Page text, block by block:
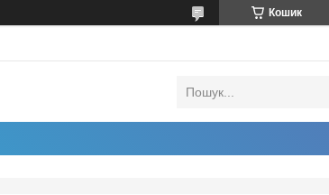
Кошик